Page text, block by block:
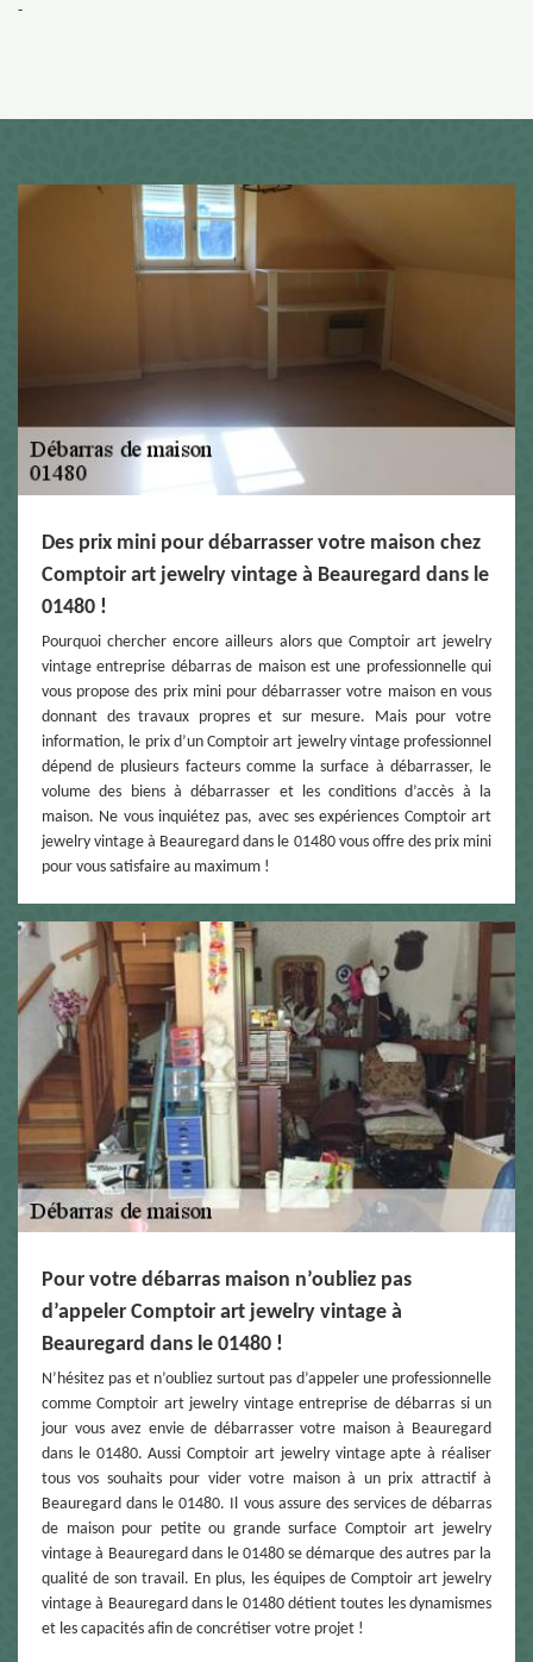
-
Des prix mini pour débarrasser votre maison chez
Comptoir art jewelry vintage à Beauregard dans le
01480 !
Pourquoi chercher encore ailleurs alors que Comptoir art jewelry
vintage entreprise débarras de maison est une professionnelle qui
vous propose des prix mini pour débarrasser votre maison en vous
donnant des travaux propres et sur mesure. Mais pour votre
information, le prix d’un Comptoir art jewelry vintage professionnel
dépend de plusieurs facteurs comme la surface à débarrasser, le
volume des biens à débarrasser et les conditions d’accès à la
maison. Ne vous inquiétez pas, avec ses expériences Comptoir art
jewelry vintage à Beauregard dans le 01480 vous offre des prix mini
pour vous satisfaire au maximum !
Pour votre débarras maison n’oubliez pas
d’appeler Comptoir art jewelry vintage à
Beauregard dans le 01480 !
N’hésitez pas et n’oubliez surtout pas d’appeler une professionnelle
comme Comptoir art jewelry vintage entreprise de débarras si un
jour vous avez envie de débarrasser votre maison à Beauregard
dans le 01480. Aussi Comptoir art jewelry vintage apte à réaliser
tous vos souhaits pour vider votre maison à un prix attractif à
Beauregard dans le 01480. Il vous assure des services de débarras
de maison pour petite ou grande surface Comptoir art jewelry
vintage à Beauregard dans le 01480 se démarque des autres par la
qualité de son travail. En plus, les équipes de Comptoir art jewelry
vintage à Beauregard dans le 01480 détient toutes les dynamismes
et les capacités afin de concrétiser votre projet !